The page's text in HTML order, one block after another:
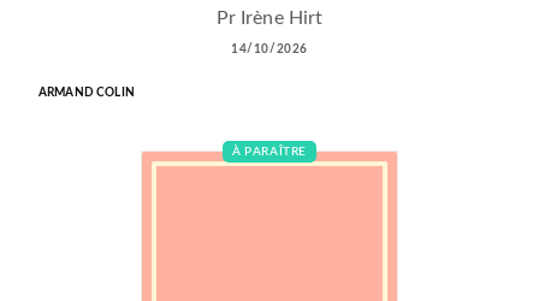
Pr Irène Hirt
14/10/2026
ARMAND COLIN
À PARAÎTRE